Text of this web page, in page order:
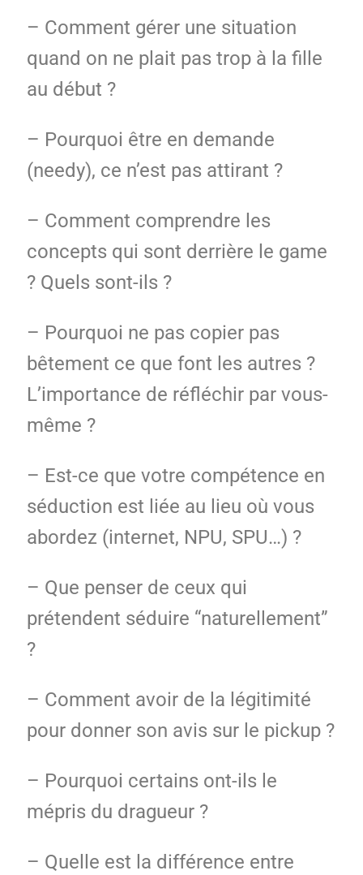
– Comment gérer une situation
quand on ne plait pas trop à la fille
au début ?
– Pourquoi être en demande
(needy), ce n’est pas attirant ?
– Comment comprendre les
concepts qui sont derrière le game
? Quels sont-ils ?
– Pourquoi ne pas copier pas
bêtement ce que font les autres ?
L’importance de réfléchir par vous-
même ?
– Est-ce que votre compétence en
séduction est liée au lieu où vous
abordez (internet, NPU, SPU…) ?
– Que penser de ceux qui
prétendent séduire “naturellement”
?
– Comment avoir de la légitimité
pour donner son avis sur le pickup ?
– Pourquoi certains ont-ils le
mépris du dragueur ?
– Quelle est la différence entre